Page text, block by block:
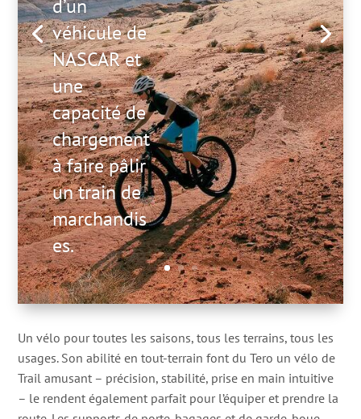
d’un
véhicule de
NASCAR et
une
capacité de
chargement
à faire pâlir
un train de
marchandis
es.
Un vélo pour toutes les saisons, tous les terrains, tous les
usages. Son abilité en tout-terrain font du Tero un vélo de
Trail amusant – précision, stabilité, prise en main intuitive
– le rendent également parfait pour l’équiper et prendre la